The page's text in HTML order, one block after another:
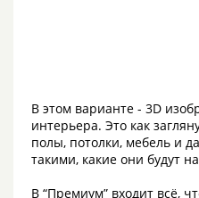
В этом варианте - 3D
интерьера. Это как
полы, потолки, мебель и
такими, какие они будут
В “Премиум” входит всё,